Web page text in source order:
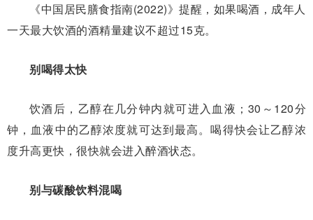
《中国居民膳食指南(2022)》提醒，如果喝酒，成年人
一天最大饮酒的酒精量建议不超过15克。
别喝得太快
饮酒后，乙醇在几分钟内就可进入血液；30～120分
钟，血液中的乙醇浓度就可达到最高。喝得快会让乙醇浓
度升高更快，很快就会进入醉酒状态。
别与碳酸饮料混喝